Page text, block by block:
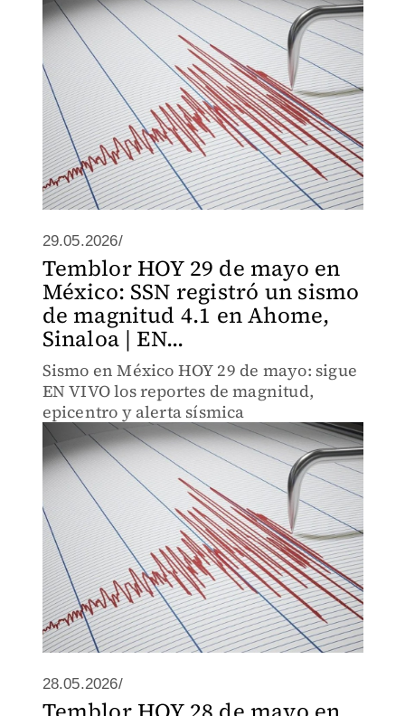
29.05.2026/
Temblor HOY 29 de mayo en
México: SSN registró un sismo
de magnitud 4.1 en Ahome,
Sinaloa | EN...
Sismo en México HOY 29 de mayo: sigue
EN VIVO los reportes de magnitud,
epicentro y alerta sísmica
28.05.2026/